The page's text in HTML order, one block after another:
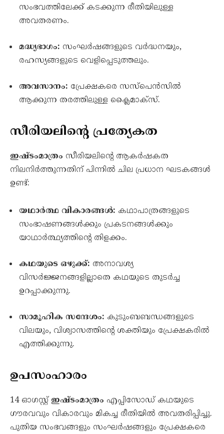
സംഭവത്തിലേക്ക് കടക്കുന്ന രീതിയിലുള്ള
അവതരണം.
മദ്ധ്യഭാഗം: സംഘർഷങ്ങളുടെ വർദ്ധനയും,
രഹസ്യങ്ങളുടെ വെളിപ്പെടുത്തലും.
അവസാനം: പ്രേക്ഷകരെ സസ്പെൻസിൽ
ആക്കുന്ന തരത്തിലുള്ള ക്ലൈമാക്സ്.
സീരിയലിന്റെ പ്രത്യേകത
ഇഷ്ടംമാത്രം സീരിയലിന്റെ ആകർഷകത
നിലനിർത്തുന്നതിന് പിന്നിൽ ചില പ്രധാന ഘടകങ്ങൾ
ഉണ്ട്:
യഥാർത്ഥ വികാരങ്ങൾ: കഥാപാത്രങ്ങളുടെ
സംഭാഷണങ്ങൾക്കും പ്രകടനങ്ങൾക്കും
യാഥാർത്ഥ്യത്തിന്റെ തിളക്കം.
കഥയുടെ ഒഴുക്ക്: അനാവശ്യ
വിസർജ്ജനങ്ങളില്ലാതെ കഥയുടെ തുടർച്ച
ഉറപ്പാക്കുന്നു.
സാമൂഹിക സന്ദേശം: കുടുംബബന്ധങ്ങളുടെ
വിലയും, വിശ്വാസത്തിന്റെ ശക്തിയും പ്രേക്ഷകരിൽ
എത്തിക്കുന്നു.
ഉപസംഹാരം
14 ഓഗസ്റ്റ് ഇഷ്ടംമാത്രം എപ്പിസോഡ് കഥയുടെ
ഗൗരവവും വികാരവും മികച്ച രീതിയിൽ അവതരിപ്പിച്ചു.
പുതിയ സംഭവങ്ങളും സംഘർഷങ്ങളും പ്രേക്ഷകരെ